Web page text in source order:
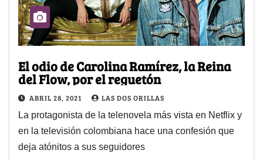
El odio de Carolina Ramírez, la Reina
del Flow, por el reguetón
ABRIL 28, 2021 LAS DOS ORILLAS
La protagonista de la telenovela más vista en Netflix y
en la televisión colombiana hace una confesión que
deja atónitos a sus seguidores